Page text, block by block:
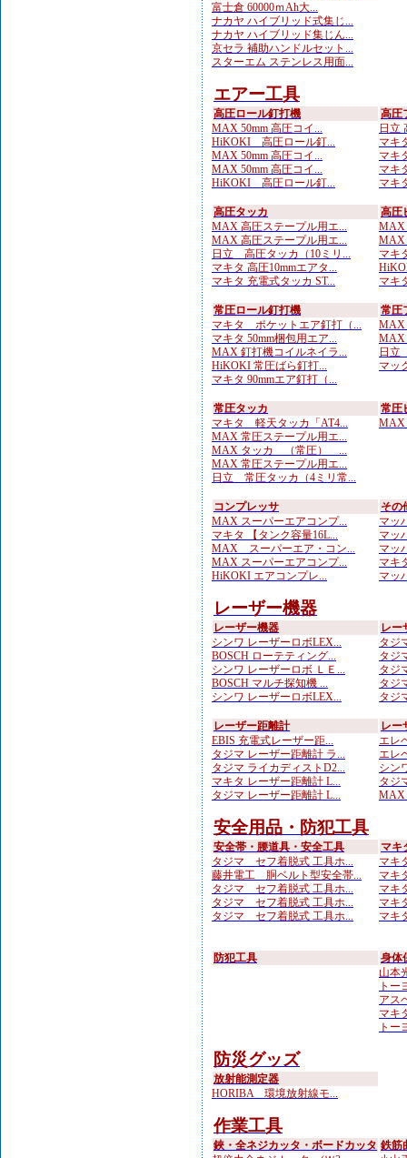
富士倉 60000ｍAh大...
ナカヤ ハイブリッド式集じ...
ナカヤ ハイブリッド集じん...
京セラ 補助ハンドルセット...
スターエム ステンレス用面...
エアー工具
高圧ロール釘打機
MAX 50mm 高圧コイ...
HiKOKI 高圧ロール釘...
MAX 50mm 高圧コイ...
MAX 50mm 高圧コイ...
HiKOKI 高圧ロール釘...
高圧
日立
マキ
マキ
マキ
マキ
高圧タッカ
MAX 高圧ステープル用エ...
MAX 高圧ステープル用エ...
日立 高圧タッカ（10ミリ...
マキタ 高圧10mmエアタ...
マキタ 充電式タッカ ST...
高圧
MAX
MAX
マキ
マキ
常圧ロール釘打機
マキタ ポケットエア釘打（...
マキタ 50mm梱包用エア...
MAX 釘打機コイルネイラ...
HiKOKI 常圧ばら釘打...
マキタ 90mmエア釘打（...
常圧
MAX
MAX
日立
マッ
常圧タッカ
マキタ 軽天タッカ「AT4...
MAX 常圧ステープル用エ...
MAX タッカ （常圧） ...
MAX 常圧ステープル用エ...
日立 常圧タッカ（4ミリ常...
常圧
MAX
コンプレッサ
MAX スーパーエアコンプ...
マキタ 【タンク容量16L...
MAX スーパーエア・コン...
MAX スーパーエアコンプ...
HiKOKI エアコンプレ...
その
マッ
マッ
マッ
マキ
マッ
レーザー機器
レーザー機器
シンワ レーザーロボLEX...
BOSCH ローテティング...
シンワ レーザーロボ ＬＥ...
BOSCH マルチ探知機 ...
シンワ レーザーロボLEX...
レー
タジ
タジ
タジ
タジ
タジ
レーザー距離計
EBIS 充電式レーザー距...
タジマ レーザー距離計 ラ...
タジマ ライカディストD2...
マキタ レーザー距離計 L...
タジマ レーザー距離計 L...
レー
エレ
エレ
シン
タジ
MAX
安全用品・防犯工具
安全帯・腰道具・安全工具
タジマ セフ着脱式 工具ホ...
藤井電工 胴ベルト型安全帯...
タジマ セフ着脱式 工具ホ...
タジマ セフ着脱式 工具ホ...
タジマ セフ着脱式 工具ホ...
マキ
マキ
マキ
マキ
マキ
マキ
防犯工具
身体
山本
トー
アス
マキ
トー
防災グッズ
放射能測定器
HORIBA 環境放射線モ...
作業工具
鋏・全ネジカッタ・ボードカッタ 鉄筋